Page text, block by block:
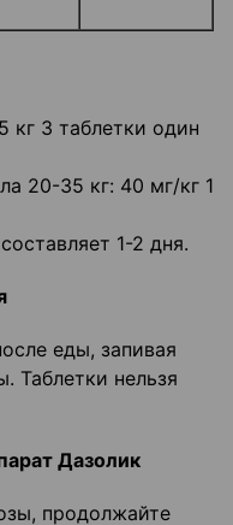
кг 3 таблетки один
20-35 кг: 40 мг/кг 1
1-2 дня.
еды, запивая
Таблетки нельзя
Дазолик
продолжайте